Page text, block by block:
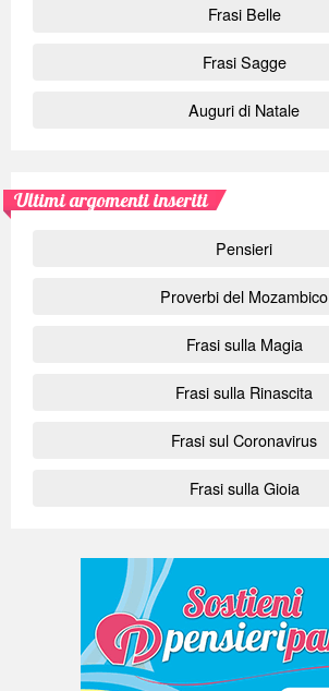
Frasi Belle
Frasi Sagge
Auguri di Natale
Ultimi argomenti inseriti
Pensieri
Proverbi del Mozambico
Frasi sulla Magia
Frasi sulla Rinascita
Frasi sul Coronavirus
Frasi sulla Gioia